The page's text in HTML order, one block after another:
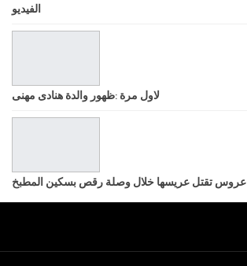
الفيديو
لاول مرة :ظهور والدة هنادى مهنى
عروس تقتل عريسها خلال وصلة رقص بسكين المطبخ